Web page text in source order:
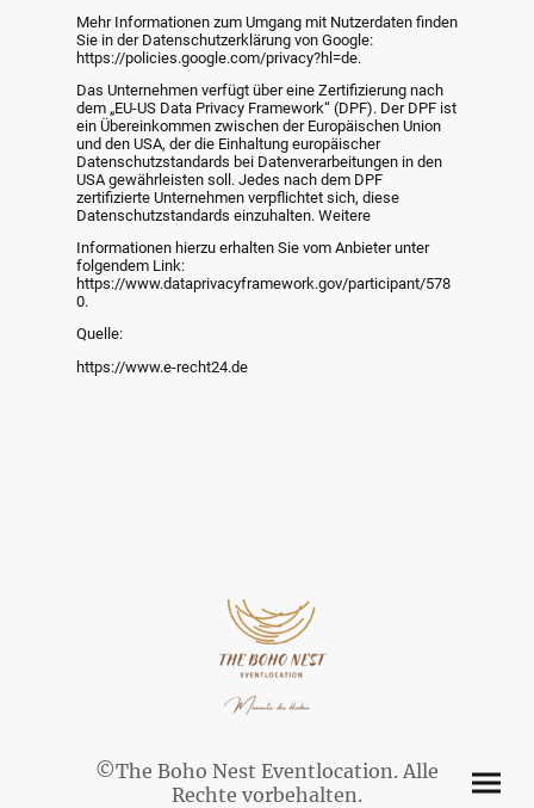
Mehr Informationen zum Umgang mit Nutzerdaten finden
Sie in der Datenschutzerklärung von Google:
https://policies.google.com/privacy?hl=de.
Das Unternehmen verfügt über eine Zertifizierung nach
dem „EU-US Data Privacy Framework“ (DPF). Der DPF ist
ein Übereinkommen zwischen der Europäischen Union
und den USA, der die Einhaltung europäischer
Datenschutzstandards bei Datenverarbeitungen in den
USA gewährleisten soll. Jedes nach dem DPF
zertifizierte Unternehmen verpflichtet sich, diese
Datenschutzstandards einzuhalten. Weitere
Informationen hierzu erhalten Sie vom Anbieter unter
folgendem Link:
https://www.dataprivacyframework.gov/participant/578
0.
Quelle:
https://www.e-recht24.de
©The Boho Nest Eventlocation. Alle
Rechte vorbehalten.